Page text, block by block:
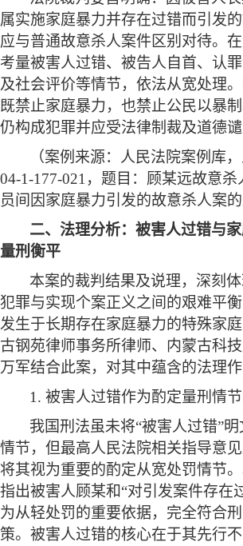
属实施家庭暴力并存在过错而引发的
应与普通故意杀人案件区别对待。
考量被害人过错、被告人自首、认
及社会评价等情节，依法从宽处理
既禁止家庭暴力，也禁止公民以暴
仍构成犯罪并应受法律制裁及道德谴
（案例来源：人民法院案例库，
04-1-177-021，题目：顾某远故意
员间因家庭暴力引发的故意杀人案的
二、法理分析：被害人过错与
量刑衡平
本案的裁判结果及说理，深刻
犯罪与实现个案正义之间的艰难平
发生于长期存在家庭暴力的特殊家
古钢苑律师事务所律师、内蒙古科
万军结合此案，对其中蕴含的法理作
1. 被害人过错作为酌定量刑情
我国刑法虽未将“被害人过错”
情节，但最高人民法院相关指导意
将其视为重要的酌定从宽处罚情节
指出被害人顾某和“对引发案件存在
为从轻处罚的重要依据，完全符合
策。被害人过错的核心在于其先行